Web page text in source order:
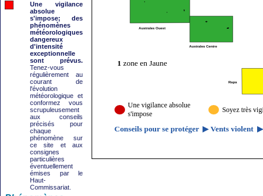
Une vigilance
absolue
s'impose; des
phénomènes
météorologiques
dangereux
d'intensité
exceptionnelle
sont prévus.
Tenez-vous
régulièrement au
courant de
l'évolution
météorologique et
conformez vous
scrupuleusement
aux conseils
précisés pour
chaque
phénomène sur
ce site et aux
consignes
particulières
éventuellement
émises par le
Haut-
Commissariat.